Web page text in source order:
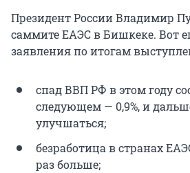
Президент России Владимир
саммите ЕАЭС в Бишкеке. Вот
заявления по итогам
спад ВВП РФ в этом году
следующем — 0,9%, и
улучшаться;
безработица в странах
раз больше;